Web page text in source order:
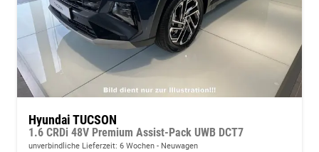
Hyundai TUCSON
1.6 CRDi 48V Premium Assist-Pack UWB DCT7
unverbindliche Lieferzeit: 6 Wochen Neuwagen